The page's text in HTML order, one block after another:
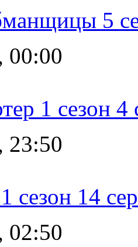
5
00:00
1 сезон 4
23:50
сезон 14
02:50